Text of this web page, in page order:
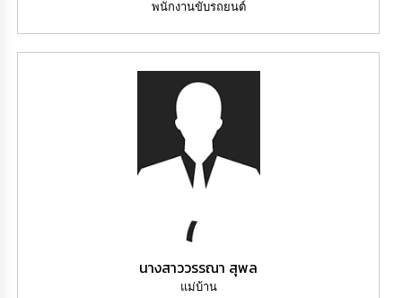
พนักงานขับรถยนต์
นางสาววรรณา สุพล
แม่บ้าน